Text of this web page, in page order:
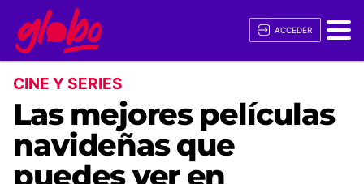
ACCEDER
CINE Y SERIES
Las mejores películas
navideñas que
puedes ver en